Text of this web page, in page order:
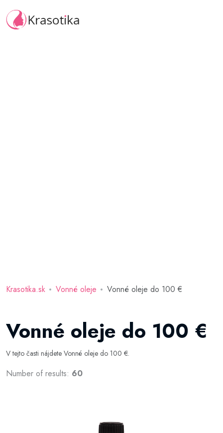
Krasotika.sk Vonné oleje Vonné oleje do 100 €
Vonné oleje do 100 €
V tejto časti nájdete Vonné oleje do 100 €.
Number of results: 60